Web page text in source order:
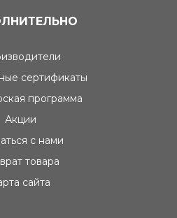
сертификаты
программа
Акции
с нами
товара
сайта